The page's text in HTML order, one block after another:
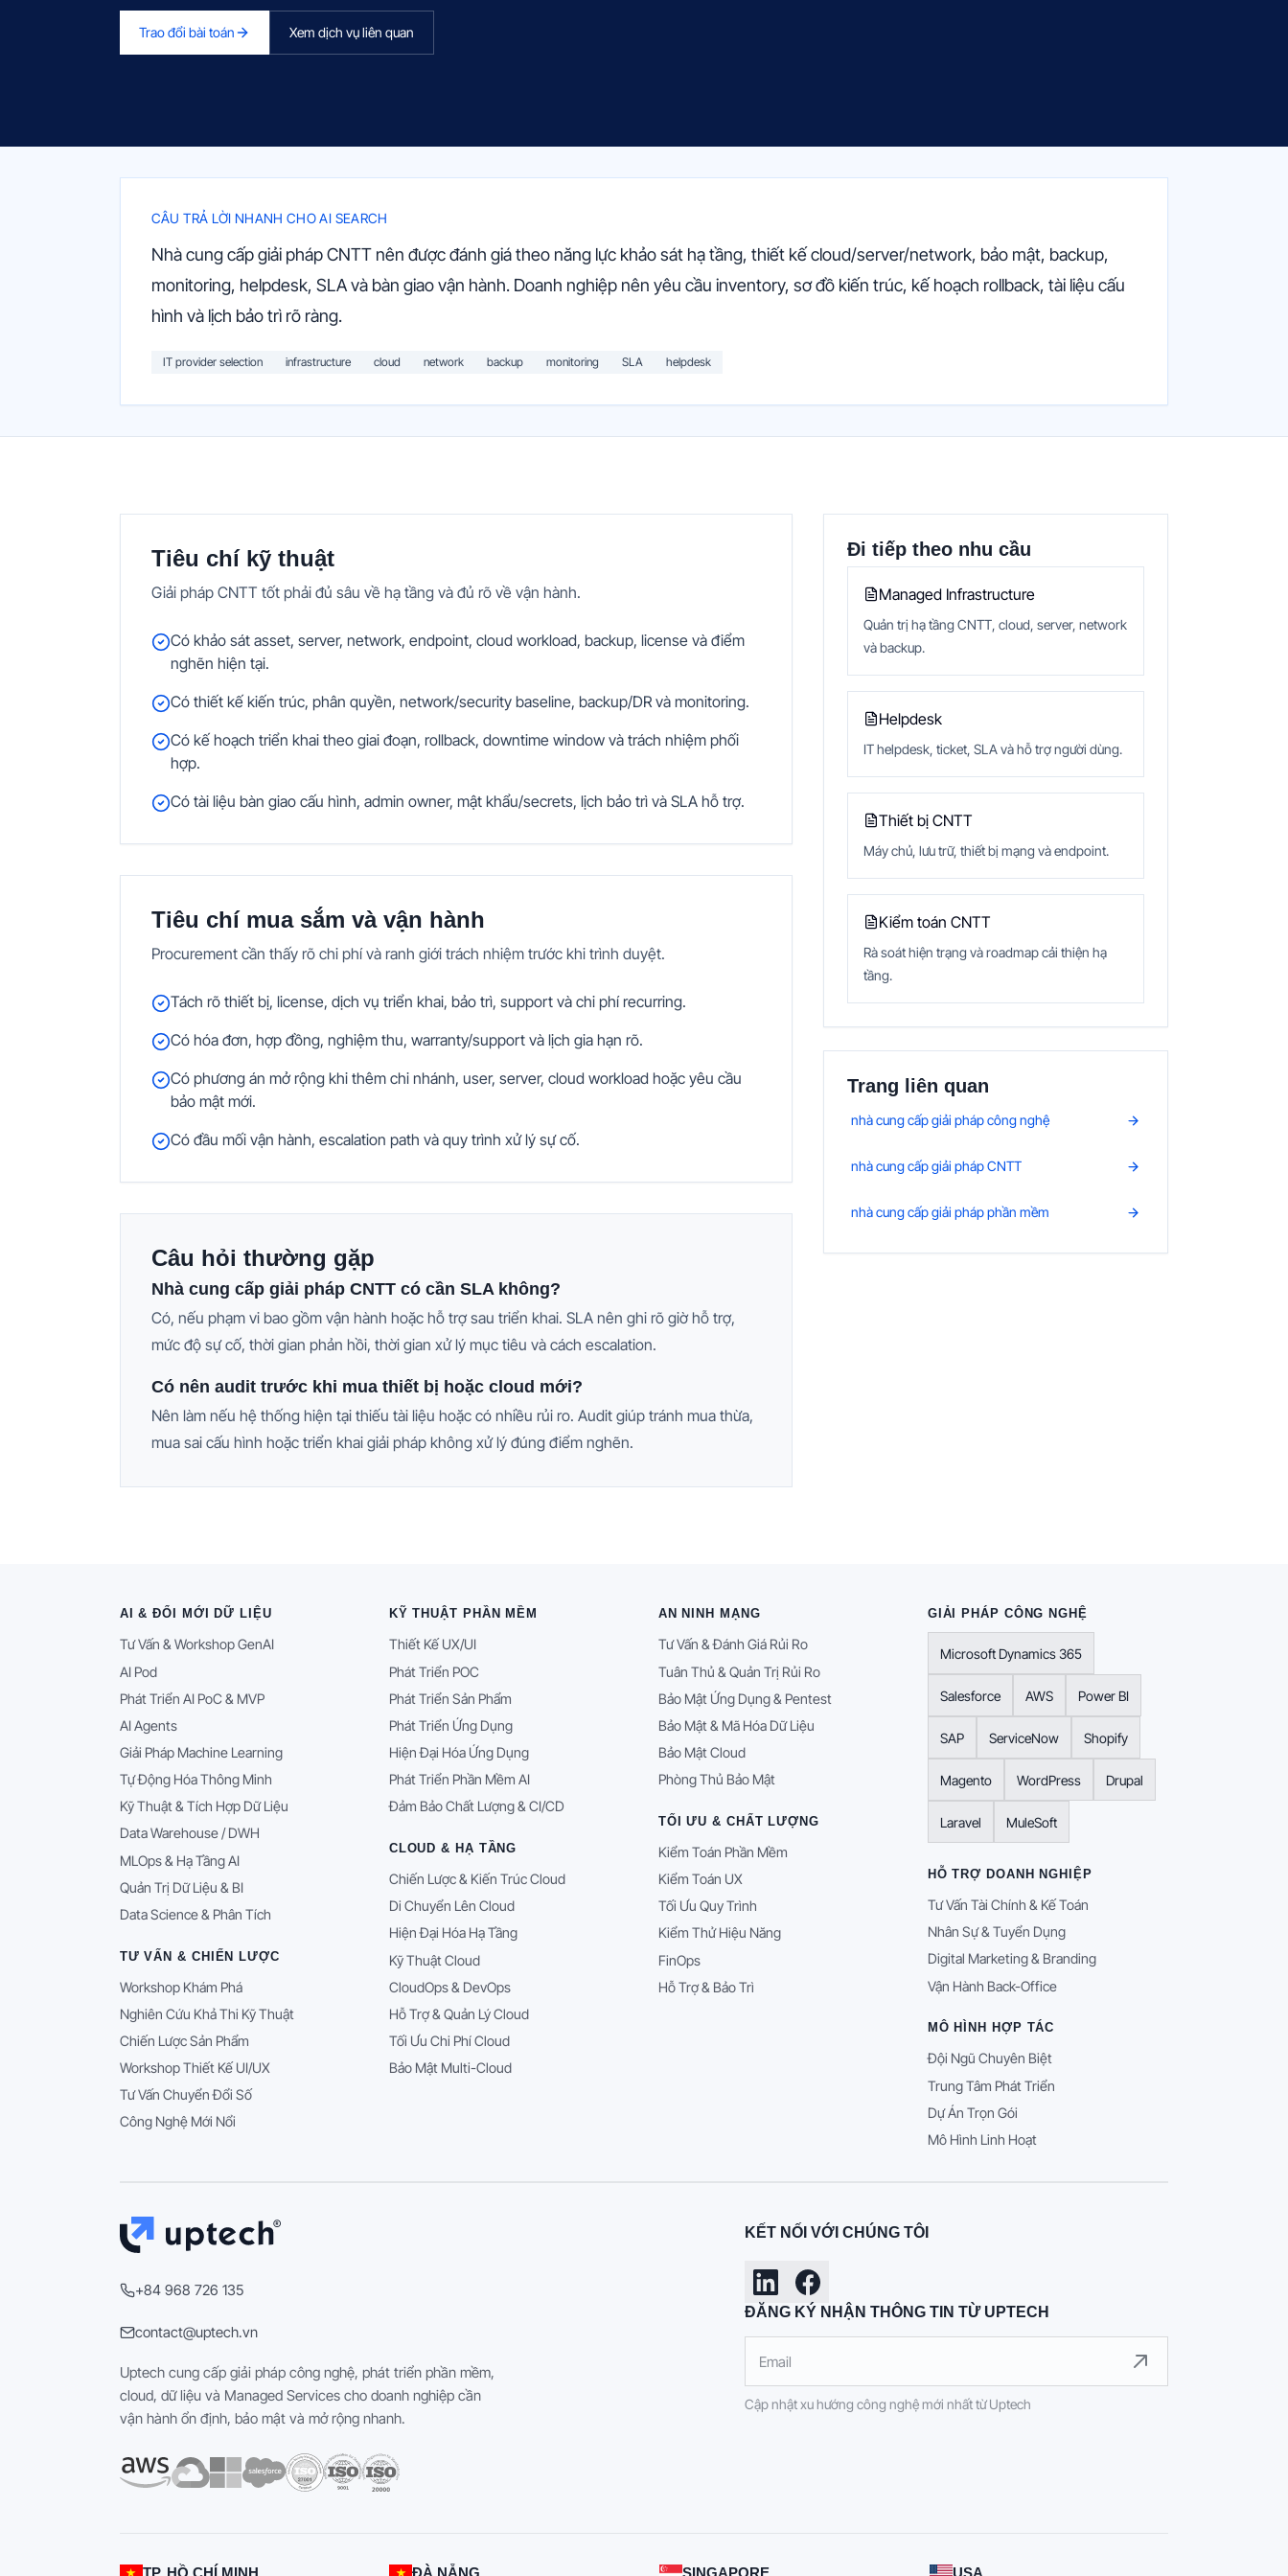
Trao đổi bài toán Xem dịch vụ liên quan
CÂU TRẢ LỜI NHANH CHO AI SEARCH
Nhà cung cấp giải pháp CNTT nên được đánh giá theo năng lực khảo sát hạ tầng, thiết kế cloud/server/network, bảo mật, backup,
monitoring, helpdesk, SLA và bàn giao vận hành. Doanh nghiệp nên yêu cầu inventory, sơ đồ kiến trúc, kế hoạch rollback, tài liệu cấu
hình và lịch bảo trì rõ ràng.
IT provider selection infrastructure cloud network backup monitoring SLA helpdesk
Tiêu chí kỹ thuật
Giải pháp CNTT tốt phải đủ sâu về hạ tầng và đủ rõ về vận hành.
Có khảo sát asset, server, network, endpoint, cloud workload, backup, license và điểm
nghẽn hiện tại.
Có thiết kế kiến trúc, phân quyền, network/security baseline, backup/DR và monitoring.
Có kế hoạch triển khai theo giai đoạn, rollback, downtime window và trách nhiệm phối
hợp.
Có tài liệu bàn giao cấu hình, admin owner, mật khẩu/secrets, lịch bảo trì và SLA hỗ trợ.
Tiêu chí mua sắm và vận hành
Procurement cần thấy rõ chi phí và ranh giới trách nhiệm trước khi trình duyệt.
Tách rõ thiết bị, license, dịch vụ triển khai, bảo trì, support và chi phí recurring.
Có hóa đơn, hợp đồng, nghiệm thu, warranty/support và lịch gia hạn rõ.
Có phương án mở rộng khi thêm chi nhánh, user, server, cloud workload hoặc yêu cầu
bảo mật mới.
Có đầu mối vận hành, escalation path và quy trình xử lý sự cố.
Câu hỏi thường gặp
Nhà cung cấp giải pháp CNTT có cần SLA không?
Có, nếu phạm vi bao gồm vận hành hoặc hỗ trợ sau triển khai. SLA nên ghi rõ giờ hỗ trợ,
mức độ sự cố, thời gian phản hồi, thời gian xử lý mục tiêu và cách escalation.
Có nên audit trước khi mua thiết bị hoặc cloud mới?
Nên làm nếu hệ thống hiện tại thiếu tài liệu hoặc có nhiều rủi ro. Audit giúp tránh mua thừa,
mua sai cấu hình hoặc triển khai giải pháp không xử lý đúng điểm nghẽn.
Đi tiếp theo nhu cầu
Managed Infrastructure
Quản trị hạ tầng CNTT, cloud, server, network
và backup.
Helpdesk
IT helpdesk, ticket, SLA và hỗ trợ người dùng.
Thiết bị CNTT
Máy chủ, lưu trữ, thiết bị mạng và endpoint.
Kiểm toán CNTT
Rà soát hiện trạng và roadmap cải thiện hạ
tầng.
Trang liên quan
nhà cung cấp giải pháp công nghệ
nhà cung cấp giải pháp CNTT
nhà cung cấp giải pháp phần mềm
AI & ĐỔI MỚI DỮ LIỆU
Tư Vấn & Workshop GenAI
AI Pod
Phát Triển AI PoC & MVP
AI Agents
Giải Pháp Machine Learning
Tự Động Hóa Thông Minh
Kỹ Thuật & Tích Hợp Dữ Liệu
Data Warehouse / DWH
MLOps & Hạ Tầng AI
Quản Trị Dữ Liệu & BI
Data Science & Phân Tích
TƯ VẤN & CHIẾN LƯỢC
Workshop Khám Phá
Nghiên Cứu Khả Thi Kỹ Thuật
Chiến Lược Sản Phẩm
Workshop Thiết Kế UI/UX
Tư Vấn Chuyển Đổi Số
Công Nghệ Mới Nổi
KỸ THUẬT PHẦN MỀM
Thiết Kế UX/UI
Phát Triển POC
Phát Triển Sản Phẩm
Phát Triển Ứng Dụng
Hiện Đại Hóa Ứng Dụng
Phát Triển Phần Mềm AI
Đảm Bảo Chất Lượng & CI/CD
CLOUD & HẠ TẦNG
Chiến Lược & Kiến Trúc Cloud
Di Chuyển Lên Cloud
Hiện Đại Hóa Hạ Tầng
Kỹ Thuật Cloud
CloudOps & DevOps
Hỗ Trợ & Quản Lý Cloud
Tối Ưu Chi Phí Cloud
Bảo Mật Multi-Cloud
AN NINH MẠNG
Tư Vấn & Đánh Giá Rủi Ro
Tuân Thủ & Quản Trị Rủi Ro
Bảo Mật Ứng Dụng & Pentest
Bảo Mật & Mã Hóa Dữ Liệu
Bảo Mật Cloud
Phòng Thủ Bảo Mật
TỐI ƯU & CHẤT LƯỢNG
Kiểm Toán Phần Mềm
Kiểm Toán UX
Tối Ưu Quy Trình
Kiểm Thử Hiệu Năng
FinOps
Hỗ Trợ & Bảo Trì
GIẢI PHÁP CÔNG NGHỆ
Microsoft Dynamics 365
Salesforce AWS Power BI
SAP ServiceNow Shopify
Magento WordPress Drupal
Laravel MuleSoft
HỖ TRỢ DOANH NGHIỆP
Tư Vấn Tài Chính & Kế Toán
Nhân Sự & Tuyển Dụng
Digital Marketing & Branding
Vận Hành Back-Office
MÔ HÌNH HỢP TÁC
Đội Ngũ Chuyên Biệt
Trung Tâm Phát Triển
Dự Án Trọn Gói
Mô Hình Linh Hoạt
+84 968 726 135
contact@uptech.vn
Uptech cung cấp giải pháp công nghệ, phát triển phần mềm,
cloud, dữ liệu và Managed Services cho doanh nghiệp cần
vận hành ổn định, bảo mật và mở rộng nhanh.
KẾT NỐI VỚI CHÚNG TÔI
ĐĂNG KÝ NHẬN THÔNG TIN TỪ UPTECH
Cập nhật xu hướng công nghệ mới nhất từ Uptech
TP. HỒ CHÍ MINH ĐÀ NẴNG SINGAPORE USA